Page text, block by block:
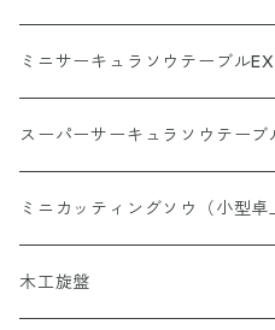
ワイヤーブラシ
ヤスリペーパー
回転ヤスリ・タングステンカッ
研磨剤
ミニサーキュラソウテーブル
スーパーサーキュラソウテーブ
ミニカッティングソウ（小型卓
木工旋盤